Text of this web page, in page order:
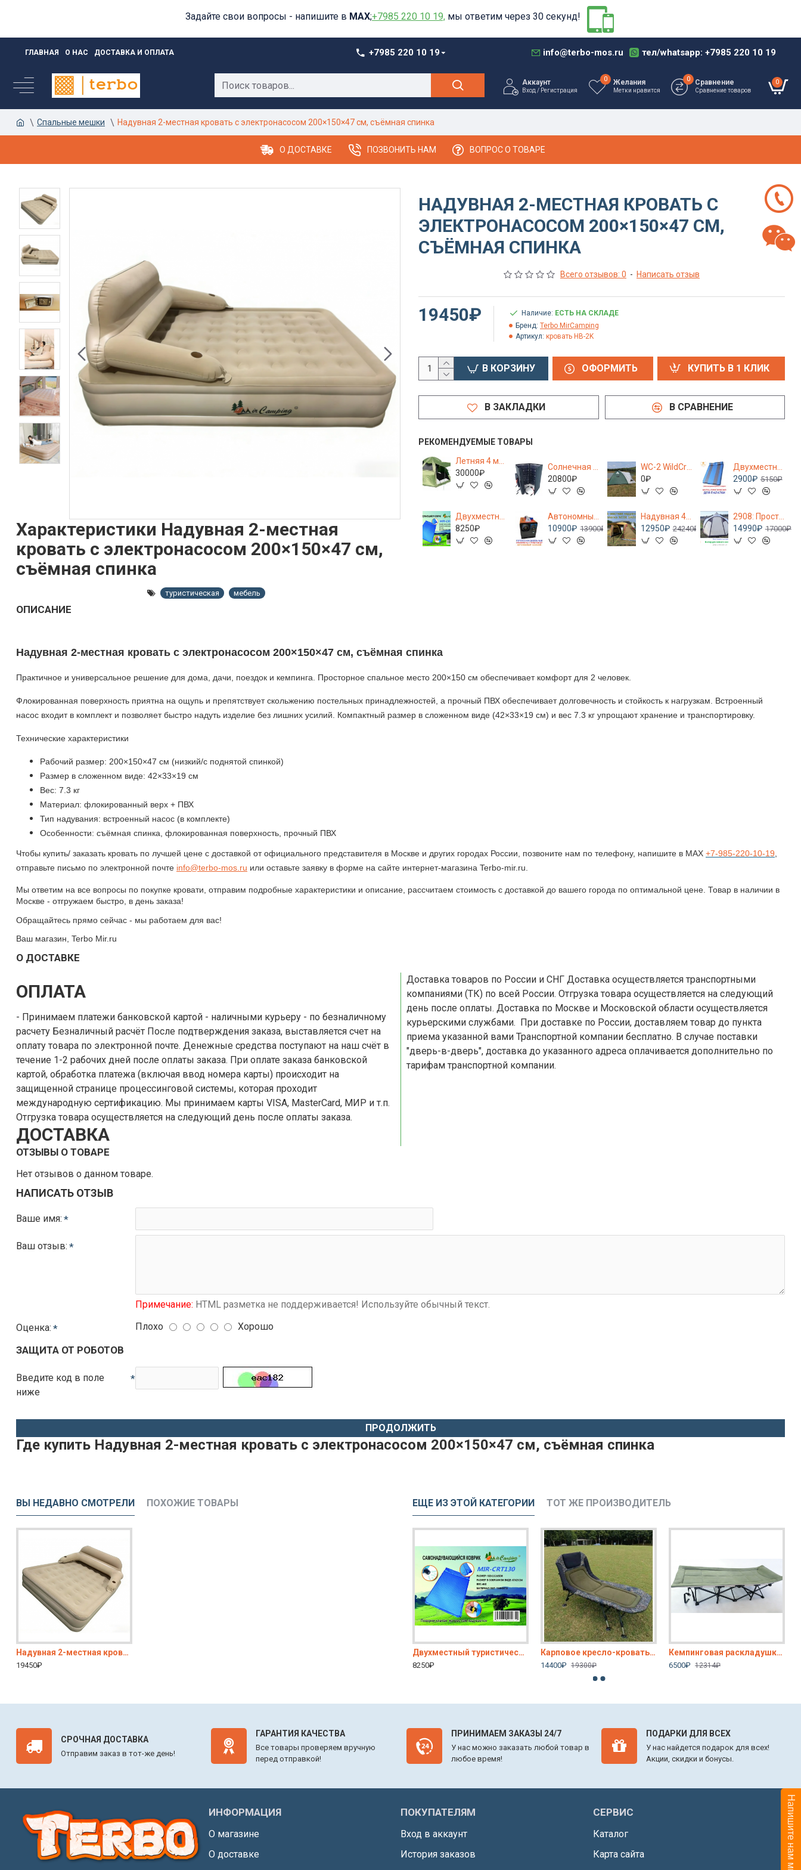
Задайте свои вопросы - напишите в MAX;+7985 220 10 19, мы ответим через 30 секунд!
ГЛАВНАЯ О НАС ДОСТАВКА И ОПЛАТА +7985 220 10 19 info@terbo-mos.ru тел/whatsapp: +7985 220 10 19
Аккаунт
Вход / Регистрация
Желания
Метки нравится
0 Сравнение
Сравнение товаров
0 0
Спальные мешки Надувная 2-местная кровать с электронасосом 200×150×47 см, съёмная спинка
О ДОСТАВКЕ ПОЗВОНИТЬ НАМ ВОПРОС О ТОВАРЕ
Характеристики Надувная 2-местная
кровать с электронасосом 200×150×47 см,
съёмная спинка
туристическая мебель
НАДУВНАЯ 2-МЕСТНАЯ КРОВАТЬ С
ЭЛЕКТРОНАСОСОМ 200×150×47 СМ,
СЪЁМНАЯ СПИНКА
Всего отзывов: 0 - Написать отзыв
19450₽ Наличие: ЕСТЬ НА СКЛАДЕ
Бренд: Terbo MirCamping
Артикул: кровать HB-2K
В КОРЗИНУ ОФОРМИТЬ КУПИТЬ В 1 КЛИК
В ЗАКЛАДКИ В СРАВНЕНИЕ
РЕКОМЕНДУЕМЫЕ ТОВАРЫ
30000₽
20800₽
WC-2 WildCraft 2 местная туристическая палатка 2 слоя с тамбуром Terbo
0₽
2900₽ 5150₽
8250₽
10900₽ 13900₽
Надувная 4 -х местная туристическая палатка MirCamping 1851-4
12950₽ 24240₽
2908: Просторный и высокий шатер-палатка для летнего кемпинга Terbo Mir 2-908
14990₽ 17000₽
ОПИСАНИЕ
Надувная 2-местная кровать с электронасосом 200×150×47 см, съёмная спинка
Практичное и универсальное решение для дома, дачи, поездок и кемпинга. Просторное спальное место 200×150 см обеспечивает комфорт для 2 человек.
Флокированная поверхность приятна на ощупь и препятствует скольжению постельных принадлежностей, а прочный ПВХ обеспечивает долговечность и стойкость к нагрузкам. Встроенный
насос входит в комплект и позволяет быстро надуть изделие без лишних усилий. Компактный размер в сложенном виде (42×33×19 см) и вес 7.3 кг упрощают хранение и транспортировку.
Технические характеристики
Рабочий размер: 200×150×47 см (низкий/с поднятой спинкой)
Размер в сложенном виде: 42×33×19 см
Вес: 7.3 кг
Материал: флокированный верх + ПВХ
Тип надувания: встроенный насос (в комплекте)
Особенности: съёмная спинка, флокированная поверхность, прочный ПВХ
Чтобы купить/ заказать кровать по лучшей цене с доставкой от официального представителя в Москве и других городах России, позвоните нам по телефону, напишите в MAX +7-985-220-10-19
отправьте письмо по электронной почте info@terbo-mos ru или оставьте заявку в форме на сайте интернет-магазина Terbo-mir.ru.
Мы ответим на все вопросы по покупке кровати, отправим подробные характеристики и описание, рассчитаем стоимость с доставкой до вашего города по оптимальной цене. Товар в наличии в
Москве - отгружаем быстро, в день заказа!
Обращайтесь прямо сейчас - мы работаем для вас!
Ваш магазин, Terbo Mir.ru
О ДОСТАВКЕ
ОПЛАТА
- Принимаем платежи банковской картой - наличными курьеру - по безналичному
расчету Безналичный расчёт После подтверждения заказа, выставляется счет на
оплату товара по электронной почте. Денежные средства поступают на наш счёт в
течение 1-2 рабочих дней после оплаты заказа. При оплате заказа банковской
картой, обработка платежа (включая ввод номера карты) происходит на
защищенной странице процессинговой системы, которая проходит
международную сертификацию. Мы принимаем карты VISA, MasterCard, МИР и т.п.
Отгрузка товара осуществляется на следующий день после оплаты заказа.
ДОСТАВКА
Доставка товаров по России и СНГ Доставка осуществляется транспортными
компаниями (ТК) по всей России. Отгрузка товара осуществляется на следующий
день после оплаты. Доставка по Москве и Московской области осуществляется
курьерскими службами. При доставке по России, доставляем товар до пункта
приема указанной вами Транспортной компании бесплатно. В случае поставки
"дверь-в-дверь", доставка до указанного адреса оплачивается дополнительно по
тарифам транспортной компании.
ОТЗЫВЫ О ТОВАРЕ
Нет отзывов о данном товаре.
НАПИСАТЬ ОТЗЫВ
Ваше имя:
Ваш отзыв:
Примечание: HTML разметка не поддерживается! Используйте обычный текст.
Оценка: Плохо Хорошо
ЗАЩИТА ОТ РОБОТОВ
Введите код в поле
ниже
ПРОДОЛЖИТЬ
Где купить Надувная 2-местная кровать с электронасосом 200×150×47 см, съёмная спинка
ВЫ НЕДАВНО СМОТРЕЛИ ПОХОЖИЕ ТОВАРЫ
Надувная 2-местная кровать с электронасосом 200×150×47 см, съёмная спинка
19450₽
ЕЩЕ ИЗ ЭТОЙ КАТЕГОРИИ ТОТ ЖЕ ПРОИЗВОДИТЕЛЬ
4900₽
Двухместный туристический самонадувной коврик толщиной 5 см, 192*135 Terbo Mir 1-30
8250₽
Карповое кресло-кровать с регулировкой ножек Terbo CW
14400₽ 19300₽
Кемпинговая раскладушка с подогревом, 10 ножек, 190х66х39/50 см
6500₽ 12314₽
СРОЧНАЯ ДОСТАВКА
Отправим заказ в тот-же день!
ГАРАНТИЯ КАЧЕСТВА
Все товары проверяем вручную
перед отправкой!
ПРИНИМАЕМ ЗАКАЗЫ 24/7
У нас можно заказать любой товар в
любое время!
ПОДАРКИ ДЛЯ ВСЕХ
У нас найдется подарок для всех!
Акции, скидки и бонусы.
ИНФОРМАЦИЯ
О магазине
О доставке
ПОКУПАТЕЛЯМ
Вход в аккаунт
История заказов
СЕРВИС
Каталог
Карта сайта